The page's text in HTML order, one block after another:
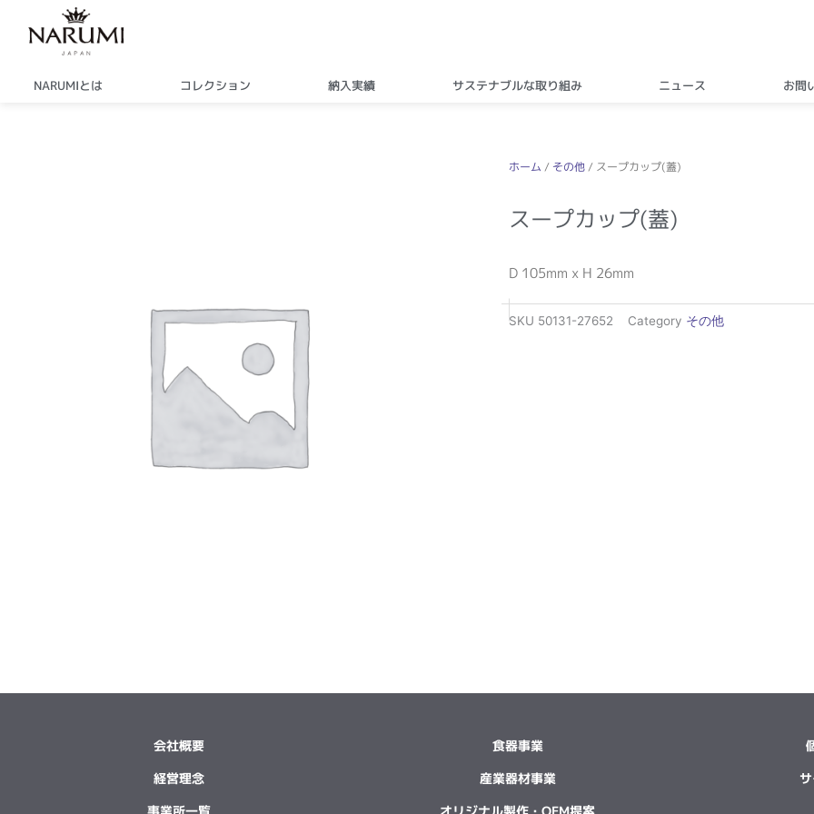
NARUMIとは コレクション 納入実績 サステナブルな取り組み ニュース お問
ホーム / その他 / スープカップ(蓋)
スープカップ(蓋)
D 105mm x H 26mm
SKU 50131-27652 Category その他
会社概要
経営理念
事業所一覧
食器事業
産業器材事業
オリジナル製作・OEM提案